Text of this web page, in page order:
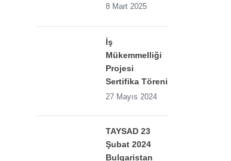
8 Mart 2025
İş
Mükemmelliği
Projesi
Sertifika Töreni
27 Mayıs 2024
TAYSAD 23
Şubat 2024
Bulgaristan